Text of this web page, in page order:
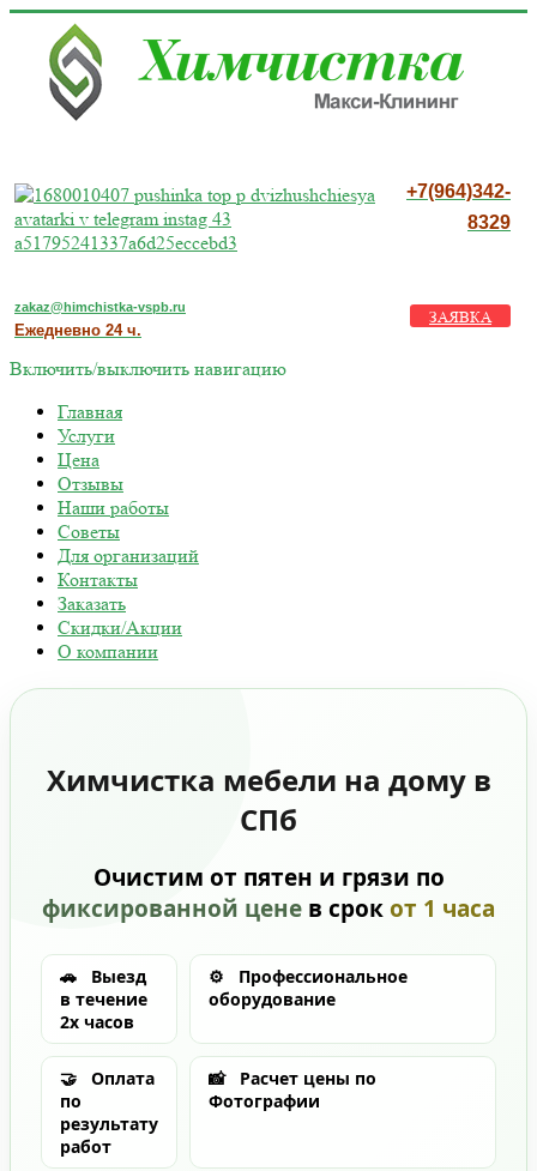
+7(964)342-
8329
zakaz@himchistka-vspb.ru
Ежедневно 24 ч.
ЗАЯВКА
Включить/выключить навигацию
Главная
Услуги
Цена
Отзывы
Наши работы
Советы
Для организаций
Контакты
Заказать
Скидки/Акции
О компании
Химчистка мебели на дому в
СПб
Очистим от пятен и грязи по
фиксированной цене в срокот 1 часа
🚗
Выезд
в течение
2х часов
⚙️
Профессиональное
оборудование
🤝
Оплата
по
результату
работ
📸
Расчет цены по
Фотографии